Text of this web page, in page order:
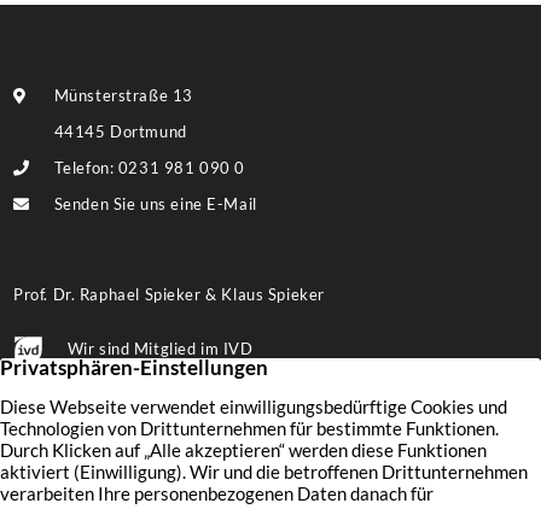
Münsterstraße 13
44145 Dortmund
Telefon: 0231 981 090 0
Senden Sie uns eine E-Mail
Prof. Dr. Raphael Spieker & Klaus Spieker
Wir sind Mitglied im IVD
Folgen Sie uns auf Facebook
Immobilien Wertermittlung Aktuelles